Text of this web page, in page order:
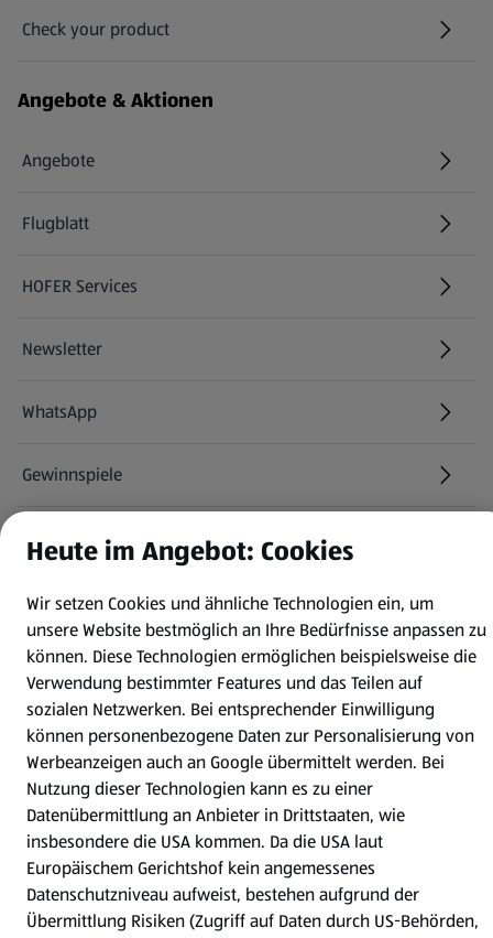
Check your product
(öffnet in einem neuen Tab)
Angebote & Aktionen
Angebote
Flugblatt
HOFER Services
Newsletter
WhatsApp
Gewinnspiele
Mein HOFER. Meine Einkäufe.
Meine Meinung. Mein HOFER.
Gutscheingroßbestellung
(öffnet in einem neuen Tab)
Folge uns hier:
Jetzt die HOFER App downloaden
Heute im Angebot: Cookies
Wir setzen Cookies und ähnliche Technologien ein, um
unsere Website bestmöglich an Ihre Bedürfnisse anpassen zu
können. Diese Technologien ermöglichen beispielsweise die
Verwendung bestimmter Features und das Teilen auf
sozialen Netzwerken. Bei entsprechender Einwilligung
können personenbezogene Daten zur Personalisierung von
Werbeanzeigen auch an Google übermittelt werden. Bei
Nutzung dieser Technologien kann es zu einer
Datenübermittlung an Anbieter in Drittstaaten, wie
insbesondere die USA kommen. Da die USA laut
Europäischem Gerichtshof kein angemessenes
Datenschutzniveau aufweist, bestehen aufgrund der
Übermittlung Risiken (Zugriff auf Daten durch US-Behörden,